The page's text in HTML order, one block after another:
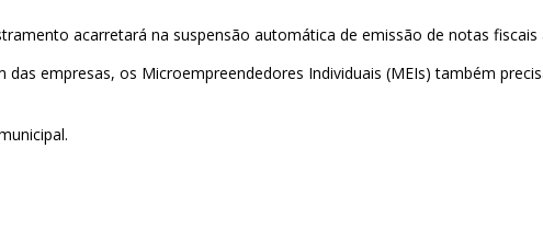
acarretará na suspensão automática de emissão de notas fiscais
empresas, os Microempreendedores Individuais (MEIs) também